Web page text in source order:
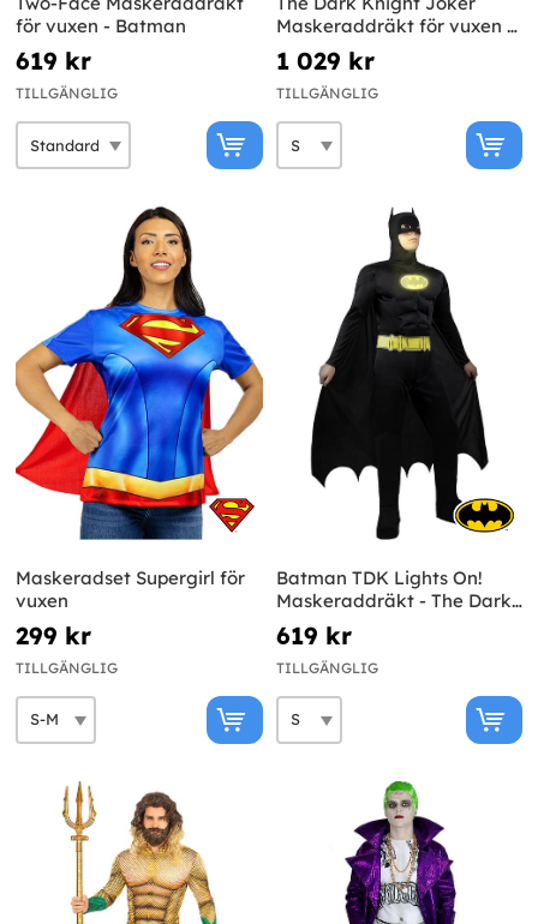
för vuxen - Batman
619 kr
TILLGÄNGLIG
Maskeraddräkt för vuxen -
Diamond Edition
1 029 kr
TILLGÄNGLIG
Maskeradset Supergirl för
vuxen
299 kr
TILLGÄNGLIG
Batman TDK Lights On!
Maskeraddräkt - The Dark
Knight
619 kr
TILLGÄNGLIG